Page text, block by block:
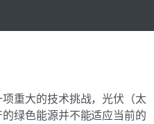
重大的技术挑战，光伏（太
绿色能源并不能适应当前的